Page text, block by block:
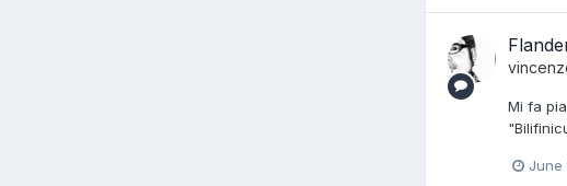
Mi fa
June